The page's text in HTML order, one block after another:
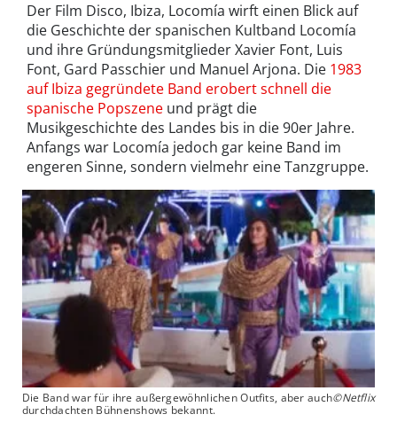
Der Film Disco, Ibiza, Locomía wirft einen Blick auf
die Geschichte der spanischen Kultband Locomía
und ihre Gründungsmitglieder Xavier Font, Luis
Font, Gard Passchier und Manuel Arjona. Die 1983
auf Ibiza gegründete Band erobert schnell die
spanische Popszene und prägt die
Musikgeschichte des Landes bis in die 90er Jahre.
Anfangs war Locomía jedoch gar keine Band im
engeren Sinne, sondern vielmehr eine Tanzgruppe.
Die Band war für ihre außergewöhnlichen Outfits, aber auch
durchdachten Bühnenshows bekannt.
©Netflix